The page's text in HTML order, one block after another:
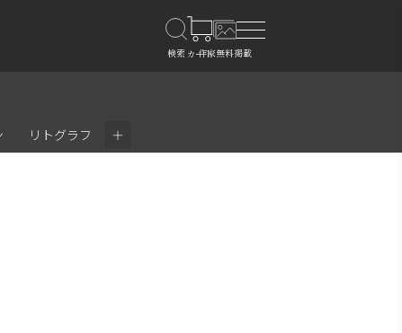
リトグラフ ＋